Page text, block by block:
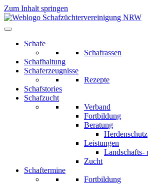
Zum Inhalt springen
Schafe
Schafrassen
Schafhaltung
Schaferzeugnisse
Rezepte
Schafstories
Schafzucht
Verband
Fortbildung
Beratung
Herdenschutz
Leistungen
Landschafts-
Zucht
Schaftermine
Fortbildung